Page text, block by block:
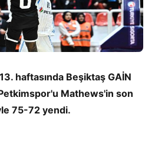
haftasında Beşiktaş GAİN
Mathews'in son
75-72 yendi.